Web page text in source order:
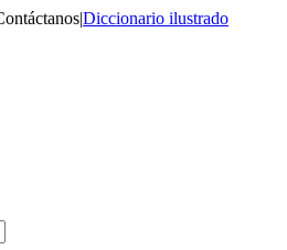
|Diccionario ilustrado